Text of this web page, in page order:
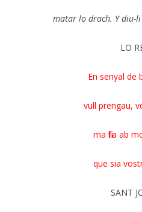
matar lo drach. Y diu-li
LO
En senyal de
vull prengau,
ma filla ab
que sia
SANT